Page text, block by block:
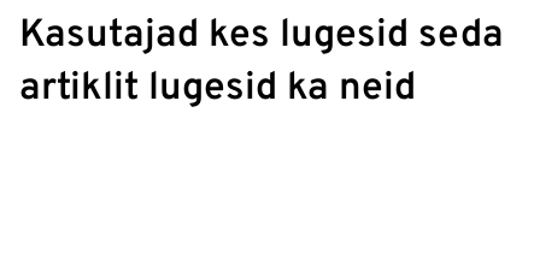
Kasutajad kes lugesid seda
artiklit lugesid ka neid